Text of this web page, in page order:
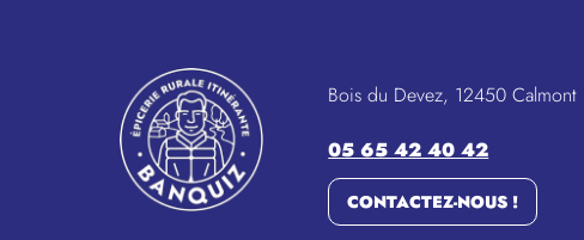
Bois du Devez, 12450 Calmont
05 65 42 40 42
CONTACTEZ-NOUS !